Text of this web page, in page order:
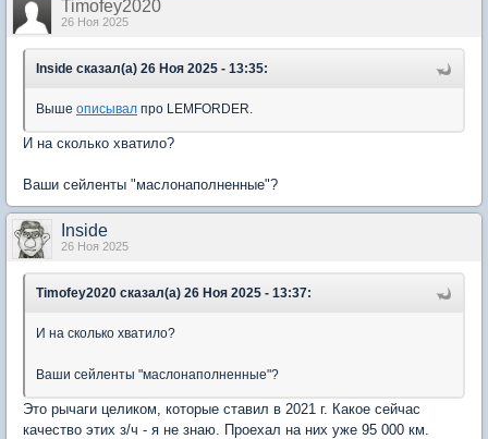
Timofey2020
26 Ноя 2025
Inside сказал(а) 26 Ноя 2025 - 13:35:
Выше описывал про LEMFORDER.
И на сколько хватило?
Ваши сейленты "маслонаполненные"?
Inside
26 Ноя 2025
Timofey2020 сказал(а) 26 Ноя 2025 - 13:37:
И на сколько хватило?
Ваши сейленты "маслонаполненные"?
Это рычаги целиком, которые ставил в 2021 г. Какое сейчас
качество этих з/ч - я не знаю. Проехал на них уже 95 000 км.